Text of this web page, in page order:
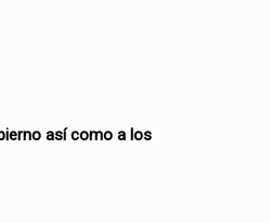
así como a los